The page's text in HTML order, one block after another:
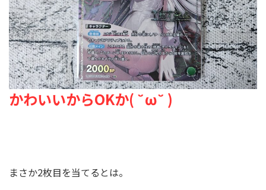
かわいいからOKか( ˘ω˘ )
まさか2枚目を当てるとは。